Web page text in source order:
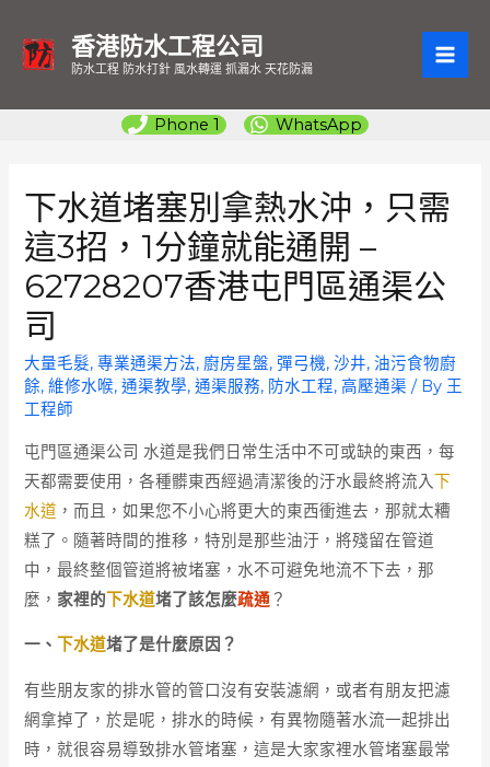
香港防水工程公司
防水工程 防水打針 風水轉運 抓漏水 天花防漏
Phone 1 WhatsApp
下水道堵塞別拿熱水沖，只需
這3招，1分鐘就能通開 –
62728207香港屯門區通渠公
司
大量毛髮,專業通渠方法, 廚房星盤,彈弓機,沙井,油污食物廚
餘,維修水喉,通渠教學,通渠服務, 防水工程,高壓通渠 / By 王
工程師
屯門區通渠公司水道是我們日常生活中不可或缺的東西，每
天都需要使用，各種髒東西經過清潔後的汙水最終將流入下
水道 ，而且，如果您不小心將更大的東西衝進去，那就太糟
糕了。隨著時間的推移，特別是那些油汙，將殘留在管道
中，最終整個管道將被堵塞，水不可避免地流不下去，那
麼， 家裡的下水道堵了該怎麼疏通 ？
一、下水道堵了是什麼原因？
有些朋友家的排水管的管口沒有安裝濾網，或者有朋友把濾
網拿掉了，於是呢，排水的時候，有異物隨著水流一起排出
時，就很容易導致排水管堵塞，這是大家家裡水管堵塞最常